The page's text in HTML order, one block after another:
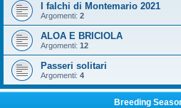
I falchi di Montemario 2021
Argomenti: 2
ALOA E BRICIOLA
Argomenti: 12
Passeri solitari
Argomenti: 4
Breeding